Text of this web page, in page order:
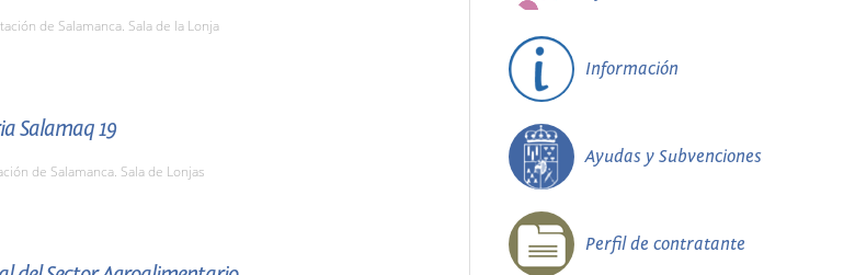
de Salamanca. Sala de la Lonja
Salamaq 19
de Salamanca. Sala de Lonjas
Información
Ayudas y Subvenciones
Perfil de contratante